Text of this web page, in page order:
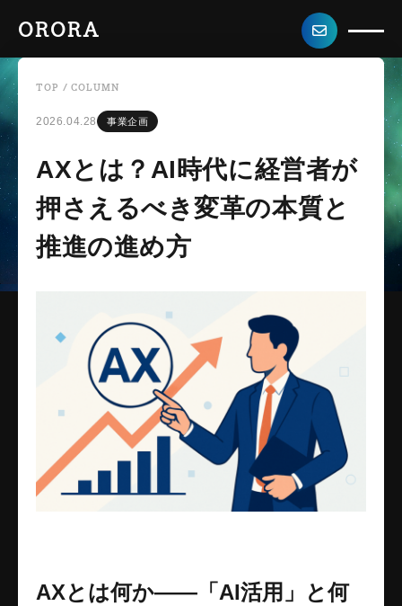
ORORA
TOP /COLUMN
2026.04.28 事業企画
AXとは？AI時代に経営者が
押さえるべき変革の本質と
推進の進め方
AXとは何か――「AI活用」と何